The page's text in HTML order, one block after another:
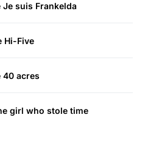
suis Frankelda
Hi-Five
40 acres
girl who stole time